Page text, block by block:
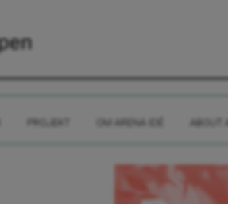
PROJEKT OM ARENA IDÉ ABOUT